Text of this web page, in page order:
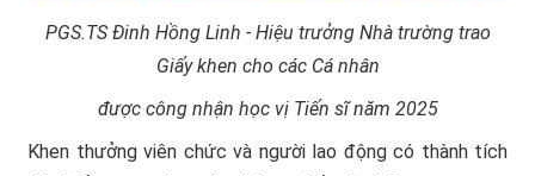
PGS.TS Đinh Hồng Linh - Hiệu trưởng Nhà trường trao
Giấy khen cho các Cá nhân
được công nhận học vị Tiến sĩ năm 2025
Khen thưởng viên chức và người lao động có thành tích